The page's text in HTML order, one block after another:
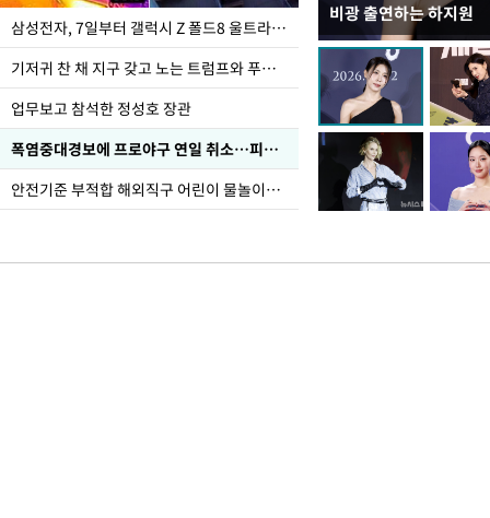
삼성전자, 7일부터 갤럭시 Z 폴드8 울트라·폴드8·플립8 출시
기저귀 찬 채 지구 갖고 노는 트럼프와 푸틴 형상 미로
업무보고 참석한 정성호 장관
폭염중대경보에 프로야구 연일 취소…피칭 연습장 '52도'
안전기준 부적합 해외직구 어린이 물놀이용품 판매 중단 요청한 서울시
비광 출연하는 하지원
이재명 대통령, "수사
선 다해 강구해야"